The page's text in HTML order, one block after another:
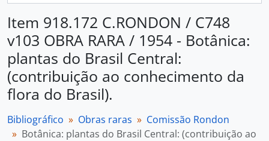
Item 918.172 C.RONDON / C748
v103 OBRA RARA / 1954 - Botânica:
plantas do Brasil Central:
(contribuição ao conhecimento da
flora do Brasil).
Bibliográfico Obras raras
Comissão Rondon
Botânica: plantas do Brasil Central: (contribuição ao